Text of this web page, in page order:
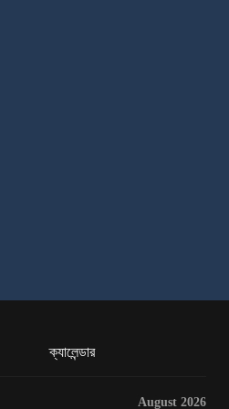
ক্যালেন্ডার
August 2026